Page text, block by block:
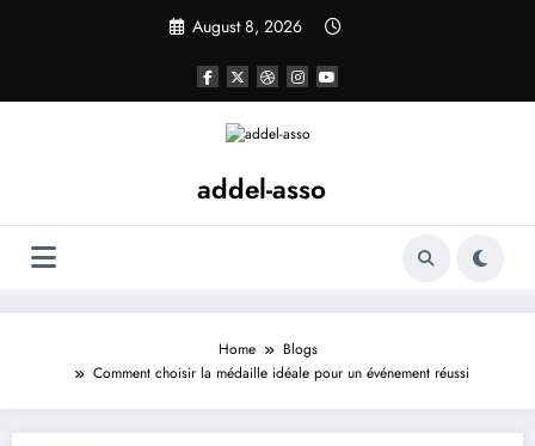
August 8, 2026
addel-asso
Home
Blogs
Comment choisir la médaille idéale pour un événement réussi